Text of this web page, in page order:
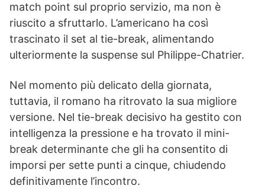
match point sul proprio servizio, ma non è
riuscito a sfruttarlo. L’americano ha così
trascinato il set al tie-break, alimentando
ulteriormente la suspense sul Philippe-Chatrier.
Nel momento più delicato della giornata,
tuttavia, il romano ha ritrovato la sua migliore
versione. Nel tie-break decisivo ha gestito con
intelligenza la pressione e ha trovato il mini-
break determinante che gli ha consentito di
imporsi per sette punti a cinque, chiudendo
definitivamente l’incontro.